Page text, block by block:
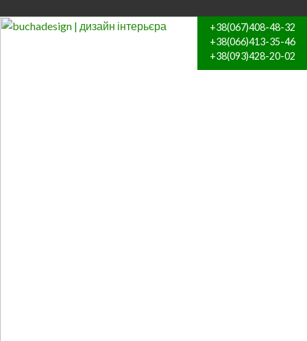
+38(067)408-48-32
+38(066)413-35-46
+38(093)428-20-02